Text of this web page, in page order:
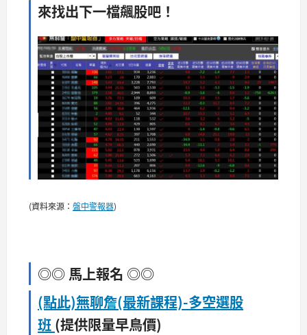
來找出下一檔飆股吧！
(資料來源： 盤中警報器)
◎◎ 馬上報名 ◎◎
(點此)無聊詹(最新課程)-多空選股
班 (提供限量早鳥價)